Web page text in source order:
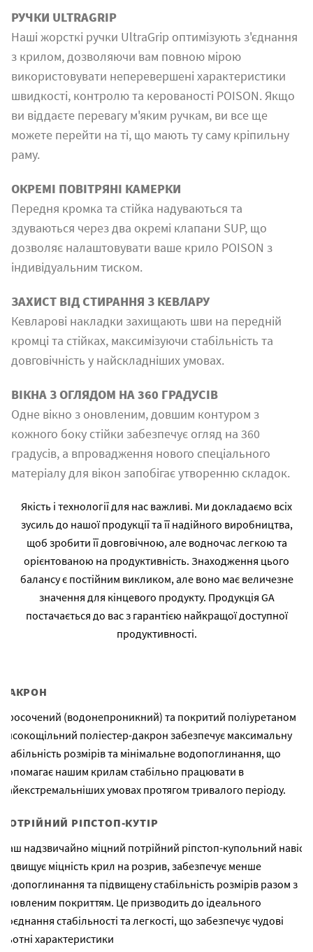
РУЧКИ ULTRAGRIP
Наші жорсткі ручки UltraGrip оптимізують з'єднання
з крилом, дозволяючи вам повною мірою
використовувати неперевершені характеристики
швидкості, контролю та керованості POISON. Якщо
ви віддаєте перевагу м'яким ручкам, ви все ще
можете перейти на ті, що мають ту саму кріпильну
раму.
ОКРЕМІ ПОВІТРЯНІ КАМЕРКИ
Передня кромка та стійка надуваються та
здуваються через два окремі клапани SUP, що
дозволяє налаштовувати ваше крило POISON з
індивідуальним тиском.
ЗАХИСТ ВІД СТИРАННЯ З КЕВЛАРУ
Кевларові накладки захищають шви на передній
кромці та стійках, максимізуючи стабільність та
довговічність у найскладніших умовах.
ВІКНА З ОГЛЯДОМ НА 360 ГРАДУСІВ
Одне вікно з оновленим, довшим контуром з
кожного боку стійки забезпечує огляд на 360
градусів, а впровадження нового спеціального
матеріалу для вікон запобігає утворенню складок.
Якість і технології для нас важливі. Ми докладаємо всіх
зусиль до нашої продукції та її надійного виробництва,
щоб зробити її довговічною, але водночас легкою та
орієнтованою на продуктивність. Знаходження цього
балансу є постійним викликом, але воно має величезне
значення для кінцевого продукту. Продукція GA
постачається до вас з гарантією найкращої доступної
продуктивності.
ДАКРОН
Просочений (водонепроникний) та покритий поліуретаном
високощільний поліестер-дакрон забезпечує максимальну
стабільність розмірів та мінімальне водопоглинання, що
допомагає нашим крилам стабільно працювати в
найекстремальніших умовах протягом тривалого періоду.
ПОТРІЙНИЙ РІПСТОП-КУТІР
Наш надзвичайно міцний потрійний ріпстоп-купольний навіс
підвищує міцність крил на розрив, забезпечує менше
водопоглинання та підвищену стабільність розмірів разом з
оновленим покриттям. Це призводить до ідеального
поєднання стабільності та легкості, що забезпечує чудові
льотні характеристики